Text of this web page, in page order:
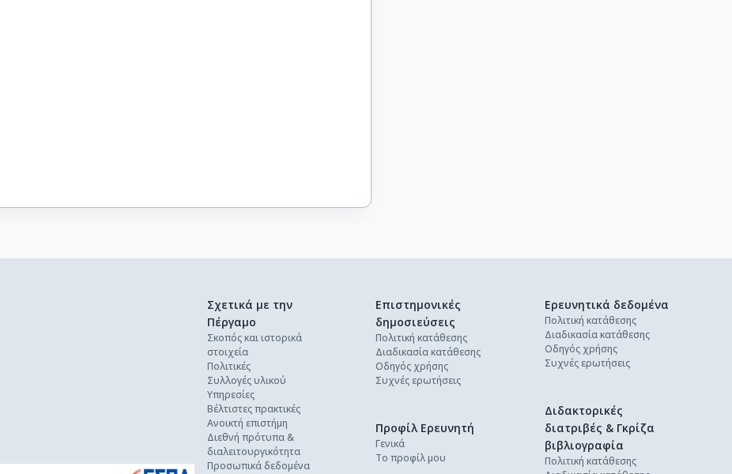
Σχετικά με την
Πέργαμο
Σκοπός και ιστορικά
στοιχεία
Πολιτικές
Συλλογές υλικού
Υπηρεσίες
Βέλτιστες πρακτικές
Ανοικτή επιστήμη
Διεθνή πρότυπα &
διαλειτουργικότητα
Προσωπικά δεδομένα
Επιστημονικές
δημοσιεύσεις
Πολιτική κατάθεσης
Διαδικασία κατάθεσης
Οδηγός χρήσης
Συχνές ερωτήσεις
Ερευνητικά δεδομένα
Πολιτική κατάθεσης
Διαδικασία κατάθεσης
Οδηγός χρήσης
Συχνές ερωτήσεις
Διδακτορικές
διατριβές & Γκρίζα
βιβλιογραφία
Πολιτική κατάθεσης
Προφίλ Ερευνητή
Γενικά
Το προφίλ μου